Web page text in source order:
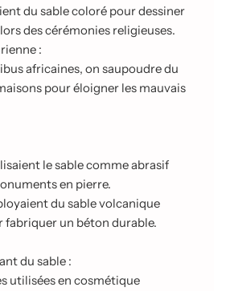
du sable coloré pour dessiner
des cérémonies religieuses.
:
africaines, on saupoudre du
pour éloigner les mauvais
le sable comme abrasif
en pierre.
du sable volcanique
fabriquer un béton durable.
du sable :
utilisées en cosmétique